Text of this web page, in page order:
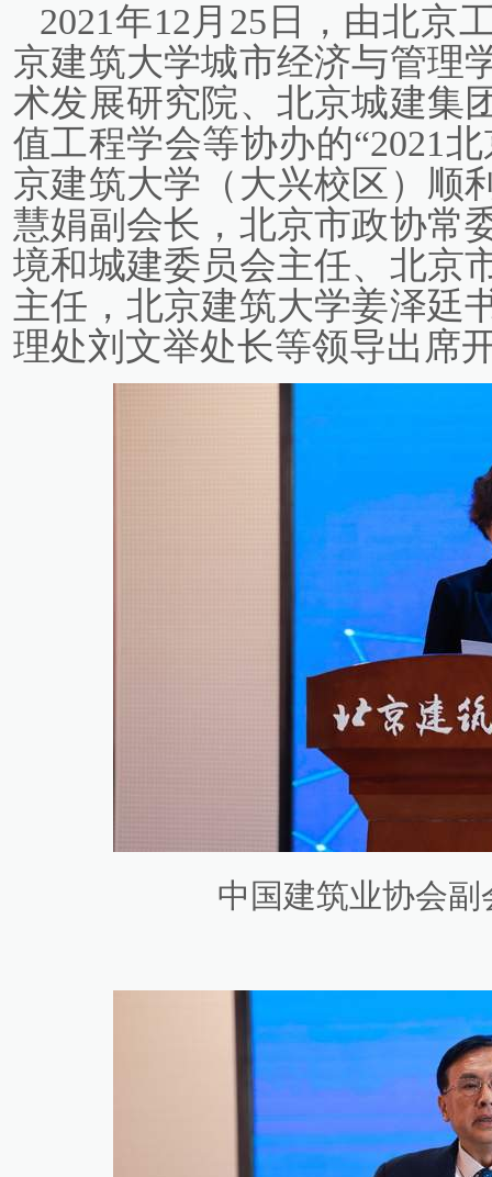
2021年12月25日，由北京
京建筑大学城市经济与管理
术发展研究院、北京城建集
值工程学会等协办的“2021
京建筑大学（大兴校区）顺
慧娟副会长，北京市政协常
境和城建委员会主任、北京
主任，北京建筑大学姜泽廷
理处刘文举处长等领导出席
中国建筑业协会